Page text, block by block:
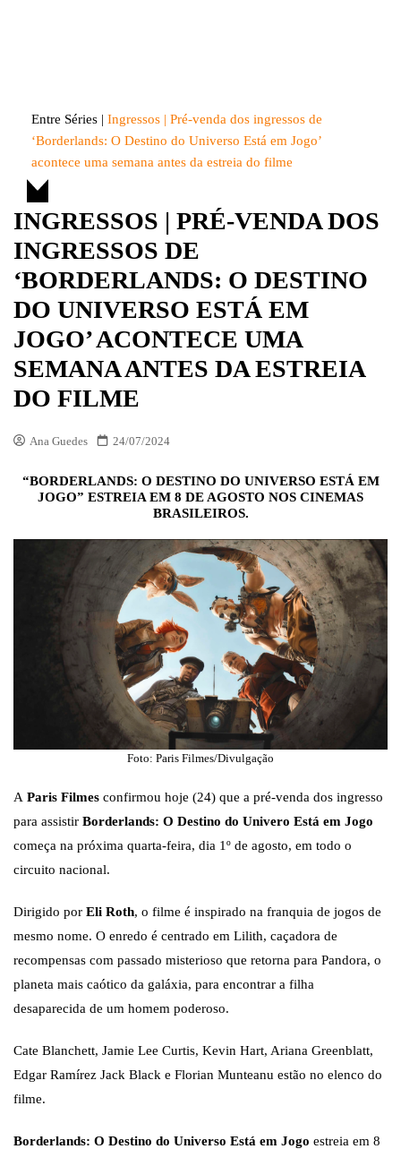
Entre Séries | Ingressos | Pré-venda dos ingressos de
‘Borderlands: O Destino do Universo Está em Jogo’
acontece uma semana antes da estreia do filme
INGRESSOS | PRÉ-VENDA DOS
INGRESSOS DE
‘BORDERLANDS: O DESTINO
DO UNIVERSO ESTÁ EM
JOGO’ ACONTECE UMA
SEMANA ANTES DA ESTREIA
DO FILME
Ana Guedes 24/07/2024
“BORDERLANDS: O DESTINO DO UNIVERSO ESTÁ EM
JOGO” ESTREIA EM 8 DE AGOSTO NOS CINEMAS
BRASILEIROS.
Foto: Paris Filmes/Divulgação
A Paris Filmes confirmou hoje (24) que a pré-venda dos ingresso
para assistir Borderlands: O Destino do Univero Está em Jogo
começa na próxima quarta-feira, dia 1º de agosto, em todo o
circuito nacional.
Dirigido por Eli Roth, o filme é inspirado na franquia de jogos de
mesmo nome. O enredo é centrado em Lilith, caçadora de
recompensas com passado misterioso que retorna para Pandora, o
planeta mais caótico da galáxia, para encontrar a filha
desaparecida de um homem poderoso.
Cate Blanchett, Jamie Lee Curtis, Kevin Hart, Ariana Greenblatt,
Edgar Ramírez Jack Black e Florian Munteanu estão no elenco do
filme.
Borderlands: O Destino do Universo Está em Jogo estreia em 8